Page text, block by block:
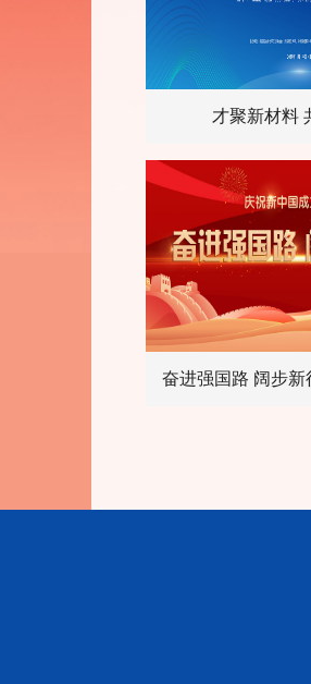
才聚新材料